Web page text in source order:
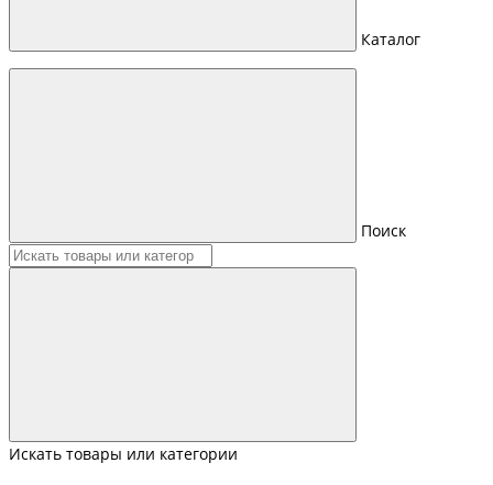
Каталог
Поиск
Искать товары или категории